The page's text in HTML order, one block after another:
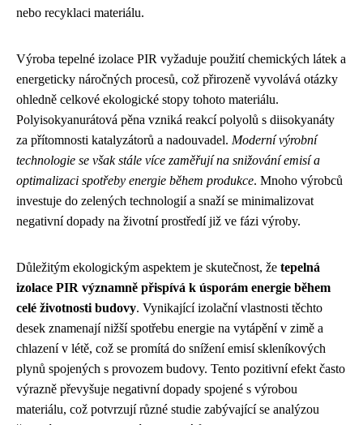
nebo recyklaci materiálu.
Výroba tepelné izolace PIR vyžaduje použití chemických látek a
energeticky náročných procesů, což přirozeně vyvolává otázky
ohledně celkové ekologické stopy tohoto materiálu.
Polyisokyanurátová pěna vzniká reakcí polyolů s diisokyanáty
za přítomnosti katalyzátorů a nadouvadel. Moderní výrobní
technologie se však stále více zaměřují na snižování emisí a
optimalizaci spotřeby energie během produkce. Mnoho výrobců
investuje do zelených technologií a snaží se minimalizovat
negativní dopady na životní prostředí již ve fázi výroby.
Důležitým ekologickým aspektem je skutečnost, že tepelná
izolace PIR významně přispívá k úsporám energie během
celé životnosti budovy. Vynikající izolační vlastnosti těchto
desek znamenají nižší spotřebu energie na vytápění v zimě a
chlazení v létě, což se promítá do snížení emisí skleníkových
plynů spojených s provozem budovy. Tento pozitivní efekt často
výrazně převyšuje negativní dopady spojené s výrobou
materiálu, což potvrzují různé studie zabývající se analýzou